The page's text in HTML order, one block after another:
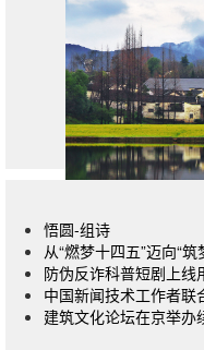
悟圆-组诗
从“燃梦十四五”迈向“
防伪反诈科普短剧上线
中国新闻技术工作者联
建筑文化论坛在京举办